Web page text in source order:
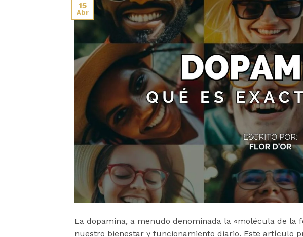
15
Abr
La dopamina, a menudo denominada la «molécula de la
nuestro bienestar y funcionamiento diario. Este artículo